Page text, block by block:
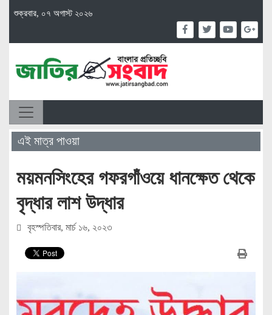
শুক্রবার, ০৭ অগাস্ট ২০২৬
এই মাত্র পাওয়া
ময়মনসিংহের গফরগাঁওয়ে ধানক্ষেত থেকে
বৃদ্ধার লাশ উদ্ধার
বৃহস্পতিবার, মার্চ ১৬, ২০২৩